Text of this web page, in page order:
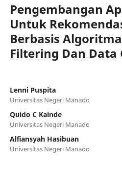
Pengembangan
Untuk
Berbasis
Filtering Dan Data
Lenni Puspita
Universitas Negeri Manado
Quido C Kainde
Universitas Negeri Manado
Alfiansyah Hasibuan
Universitas Negeri Manado